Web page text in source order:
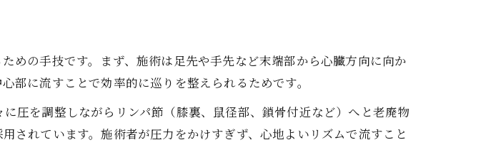
めの手技です。まず、施術は足先や手先など末端部から心臓方向に向か
部に流すことで効率的に巡りを整えられるためです。
圧を調整しながらリンパ節（膝裏、鼠径部、鎖骨付近など）へと老廃物
されています。施術者が圧力をかけすぎず、心地よいリズムで流すこと